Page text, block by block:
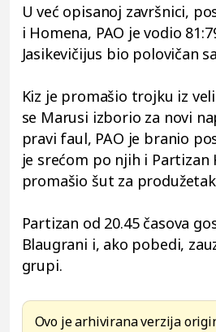
U već opisanoj završnici,
i Homena, PAO je vodio
Jasikevičijus bio polovičan
Kiz je promašio trojku iz
se Marusi izborio za novi
pravi faul, PAO je branio
je srećom po njih i Partizan
promašio šut za
Partizan od 20.45 časova
Blaugrani i, ako pobedi,
grupi.
Ovo je arhivirana verzija